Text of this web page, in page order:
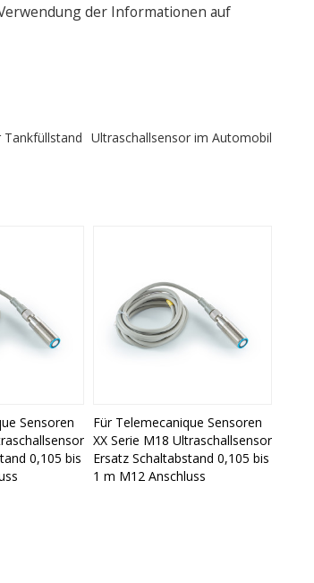
der Informationen auf
Ultraschallsensor im Automobil
Sensoren
0,105 bis
Für Telemecanique Sensoren
XX Serie M18 Ultraschallsensor
Ersatz Schaltabstand 0,105 bis
1 m M12 Anschluss